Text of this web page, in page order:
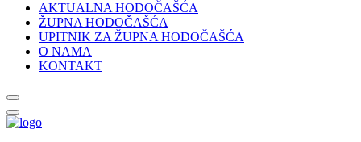
AKTUALNA HODOČAŠĆA
ŽUPNA HODOČAŠĆA
UPITNIK ZA ŽUPNA HODOČAŠĆA
O NAMA
KONTAKT